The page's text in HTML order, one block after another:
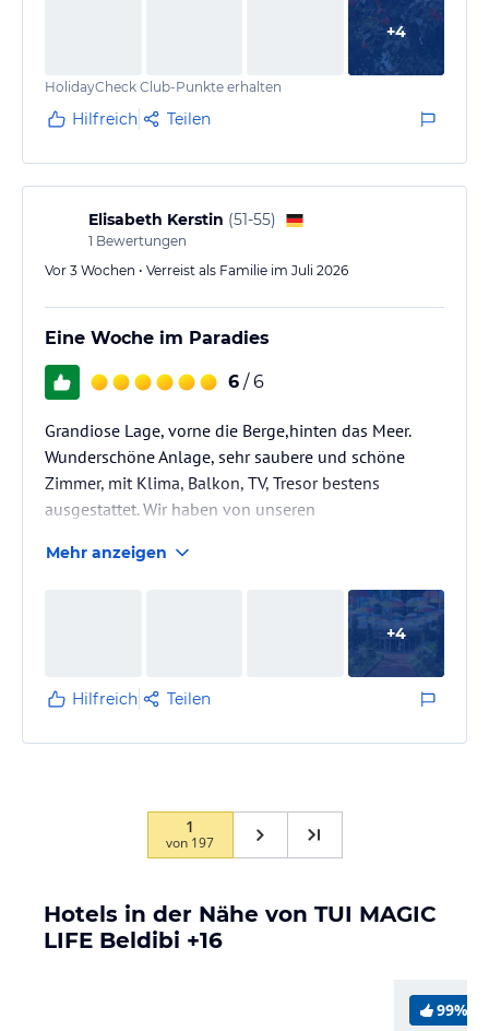
es uns vorgestellt haben, eins wussten wir nicht: der
Strand ist eigentlich nicht zu benutzen in den
Wintermonaten, selbst laufen kaum möglich (Baden
war eh zu kalt Mitte…
+4
HolidayCheck Club-Punkte erhalten
Hilfreich Teilen
Elisabeth Kerstin (51-55)
1 Bewertungen
Vor 3 Wochen • Verreist als Familie im Juli 2026
Eine Woche im Paradies
6 / 6
Grandiose Lage, vorne die Berge,hinten das Meer.
Wunderschöne Anlage, sehr saubere und schöne
Zimmer, mit Klima, Balkon, TV, Tresor bestens
ausgestattet. Wir haben von unseren
freundliche und zuvorkommende Mitarbeiter, egal ob
Service, Animation, Reinigungskräfte. Tolles
Abendprogramm, sehr liebevoll gestaltet. SPA Bereich
ist Hammer. Herr Ali wirkt Wunder bei Verspannungen.
Täglich 3 Buffets mit einer riesigen Auswahl.
Zusätzlich Kuchen, Eis, Cocktails Cappuccino....alles,
Mehr anzeigen
+4
Hilfreich Teilen
1
von 197
Hotels in der Nähe von TUI MAGIC
LIFE Beldibi +16
99%